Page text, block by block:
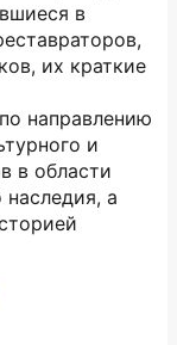
в
их краткие
направлению
и
в области
наследия, а